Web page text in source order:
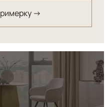
и уют. Идеально
подчеркивая ваш
→